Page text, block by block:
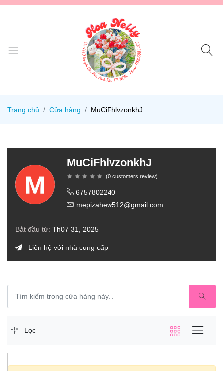
Trang chủ Cửa hàng MuCiFhlvzonkhJ
MuCiFhlvzonkhJ
(0 customers review)
6757802240
mepizahew512@gmail.com
Bắt đầu từ: Th07 31, 2025
Liên hệ với nhà cung cấp
Lọc